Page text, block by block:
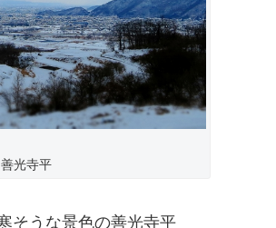
光寺平
な景色の善光寺平